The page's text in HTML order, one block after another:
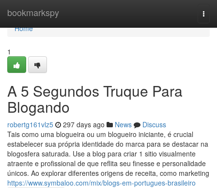
bookmarkspy
Home
Home
1
A 5 Segundos Truque Para
Blogando
robertg161vlz5 297 days ago News
Discuss
Tais como uma blogueira ou um blogueiro iniciante, é crucial
estabelecer sua própria identidade do marca para se destacar na
blogosfera saturada. Use a blog para criar 1 sitio visualmente
atraente e profissional de que reflita seu finesse e personalidade
únicos. Ao explorar diferentes origens de receita, como marketing
https://www.symbaloo.com/mix/blogs-em-portugues-brasileiro